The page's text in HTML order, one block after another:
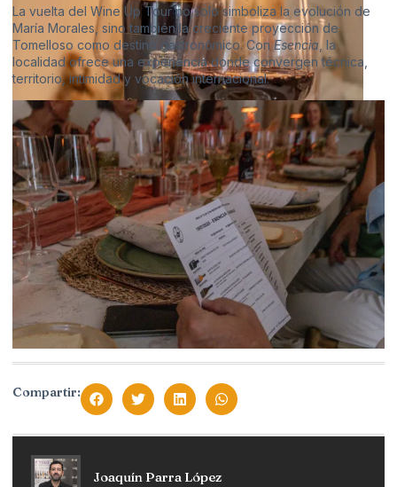
La vuelta del Wine Up Tour no solo simboliza la evolución de
María Morales, sino también la creciente proyección de
Tomelloso como destino gastronómico. ConEsencia , la
localidad ofrece una experiencia donde convergen técnica,
territorio, intimidad y vocación internacional.
Compartir:
Joaquín Parra López